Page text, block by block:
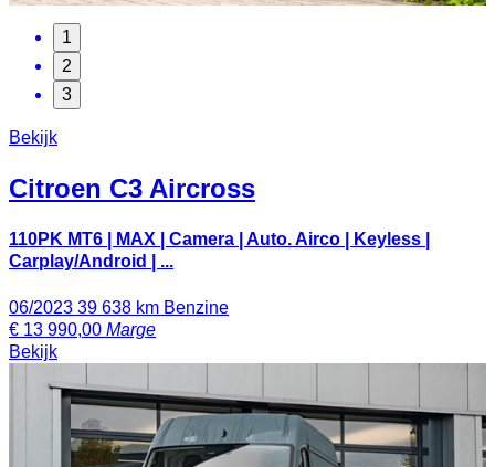
1
2
3
Bekijk
Citroen C3 Aircross
110PK MT6 | MAX | Camera | Auto. Airco | Keyless |
Carplay/Android | ...
06/2023 39 638 km Benzine
€ 13 990,00 Marge
Bekijk